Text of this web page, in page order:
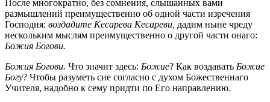
После многократно, без сомнения, слышанных вами
размышлений преимущественно об одной части изречения
Господня: воздадите Кесарева Кесареви, дадим ныне чреду
нескольким мыслям преимущественно о другой части онаго:
Божия Богови.
Божия Богови. Что значит здесь: Божие? Как воздавать Божие
Богу? Чтобы разуметь сие согласно с духом Божественнаго
Учителя, надобно к сему придти по Его направлению.